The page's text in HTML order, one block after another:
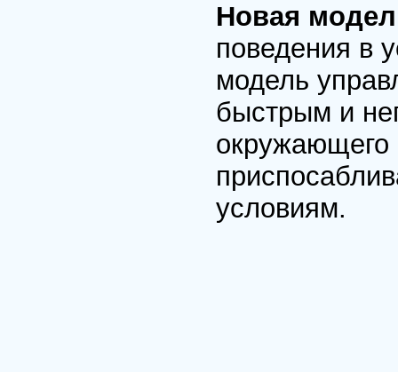
Новая
поведения в
модель
быстрым и
окружающего
условиям.